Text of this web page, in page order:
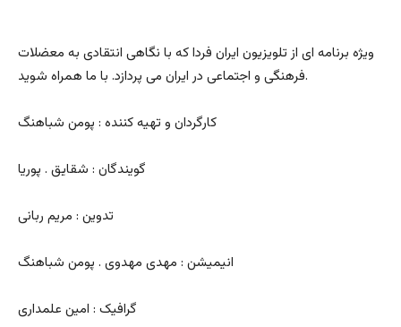
ویژه برنامه ای از تلویزیون ایران فردا که با نگاهی انتقادی به معضلات
فرهنگی و اجتماعی در ایران می پردازد. با ما همراه شوید.
کارگردان و تهیه کننده : پومن شباهنگ
گویندگان : شقایق . پوریا
تدوین : مریم ربانی
انیمیشن : مهدی مهدوی . پومن شباهنگ
گرافیک : امین علمداری